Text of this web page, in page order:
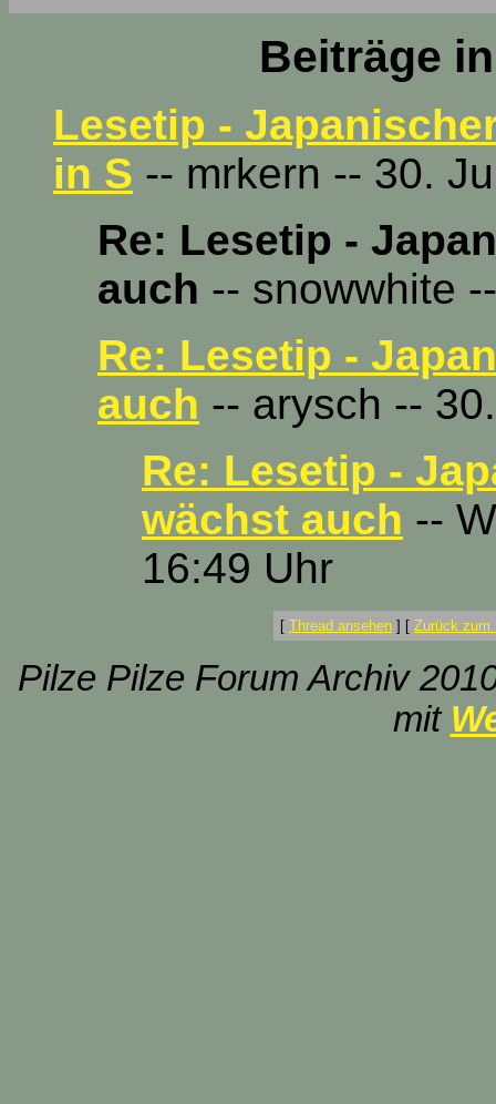
Beiträge
Lesetip -
in S -- mrkern -- 30.
Re: Lesetip -
auch -- snowwhite
Re: Lesetip -
auch -- arysch --
Re: Lesetip -
wächst auch --
16:49 Uhr
[ Thread ansehen ] [ Zurück zum
Pilze Pilze Forum Archiv
mit